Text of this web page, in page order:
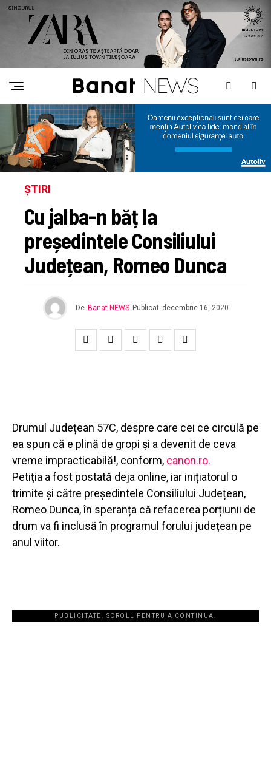
ȘTIRI
Cu jalba-n băț la
președintele Consiliului
Județean, Romeo Dunca
De Banat NEWS Publicat decembrie 16, 2020
Drumul Județean 57C, despre care cei ce circulă pe
ea spun că e plină de gropi și a devenit de ceva
vreme impracticabilă!, conform, canon.ro.
Petiția a fost postată deja online, iar inițiatorul o
trimite și către președintele Consiliului Județean,
Romeo Dunca, în speranța că refacerea porțiunii de
drum va fi inclusă în programul forului județean pe
anul viitor.
PUBLICITATE. SCROLL PENTRU A CONTINUA.